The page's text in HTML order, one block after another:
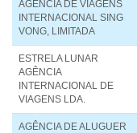
AGÊNCIA DE VIAGENS
INTERNACIONAL SING
VONG, LIMITADA
ESTRELA LUNAR
AGÊNCIA
INTERNACIONAL DE
VIAGENS LDA.
AGÊNCIA DE ALUGUER